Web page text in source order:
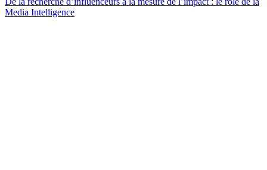
Media Intelligence